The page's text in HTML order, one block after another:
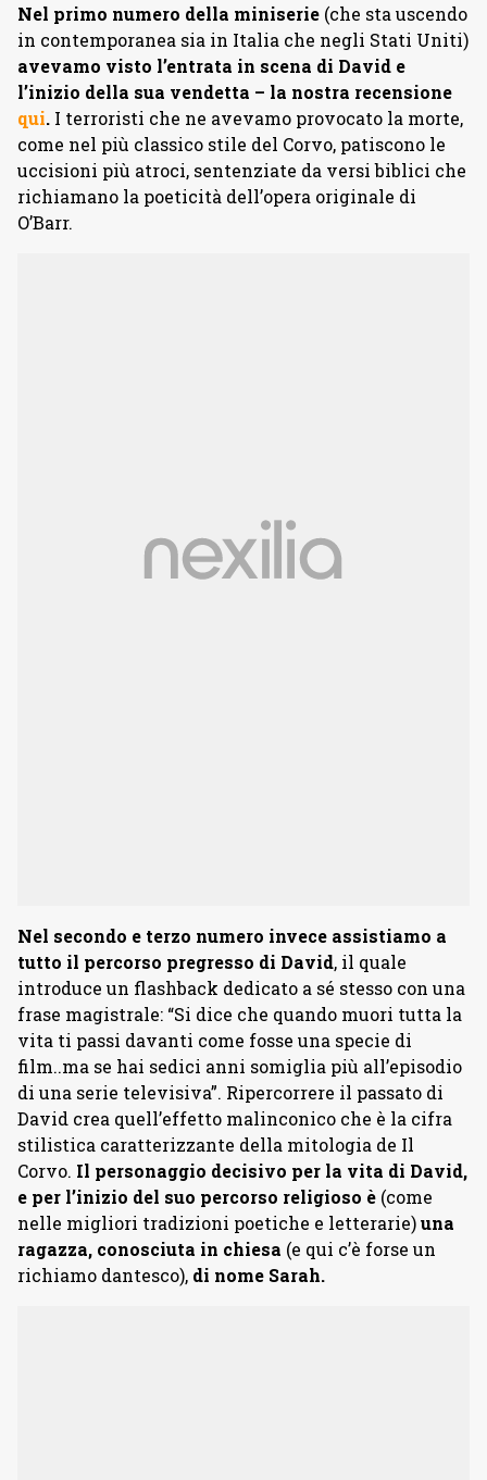
Nel primo numero della miniserie (che sta uscendo
in contemporanea sia in Italia che negli Stati Uniti)
avevamo visto l’entrata in scena di David e
l’inizio della sua vendetta – la nostra recensione
qui. I terroristi che ne avevamo provocato la morte,
come nel più classico stile del Corvo, patiscono le
uccisioni più atroci, sentenziate da versi biblici che
richiamano la poeticità dell’opera originale di
O’Barr.
Nel secondo e terzo numero invece assistiamo a
tutto il percorso pregresso di David, il quale
introduce un flashback dedicato a sé stesso con una
frase magistrale: “Si dice che quando muori tutta la
vita ti passi davanti come fosse una specie di
film..ma se hai sedici anni somiglia più all’episodio
di una serie televisiva”. Ripercorrere il passato di
David crea quell’effetto malinconico che è la cifra
stilistica caratterizzante della mitologia de Il
Corvo. Il personaggio decisivo per la vita di David,
e per l’inizio del suo percorso religioso è (come
nelle migliori tradizioni poetiche e letterarie)una
ragazza, conosciuta in chiesa (e qui c’è forse un
richiamo dantesco), di nome Sarah.